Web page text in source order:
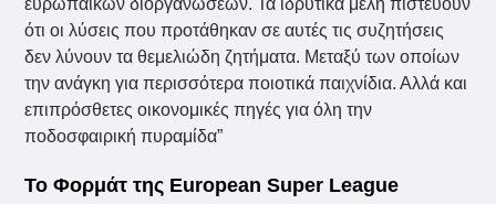
ευρωπαϊκών διοργανώσεων. Τα ιδρυτικά μέλη πιστεύουν
ότι οι λύσεις που προτάθηκαν σε αυτές τις συζητήσεις
δεν λύνουν τα θεμελιώδη ζητήματα. Μεταξύ των οποίων
την ανάγκη για περισσότερα ποιοτικά παιχνίδια. Αλλά και
επιπρόσθετες οικονομικές πηγές για όλη την
ποδοσφαιρική πυραμίδα”
Το Φορμάτ της European Super League